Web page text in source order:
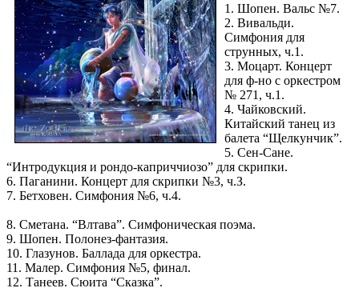
1. Шопен. Вальс №7.
2. Вивальди.
Симфония для
струнных, ч.1.
3. Моцарт. Концерт
для ф-но с оркестром
№ 271, ч.1.
4. Чайковский.
Китайский танец из
балета “Щелкунчик”.
5. Сен-Сане.
“Интродукция и рондо-каприччиозо” для скрипки.
6. Паганини. Концерт для скрипки №3, ч.З.
7. Бетховен. Симфония №6, ч.4.
8. Сметана. “Влтава”. Симфоническая поэма.
9. Шопен. Полонез-фантазия.
10. Глазунов. Баллада для оркестра.
11. Малер. Симфония №5, финал.
12. Танеев. Сюита “Сказка”.